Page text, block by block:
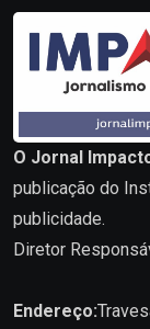
O Jornal
publicação do
publicidade.
Diretor
Endereço: